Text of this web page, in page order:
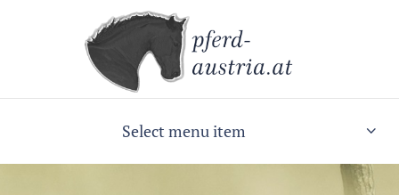
Select menu item